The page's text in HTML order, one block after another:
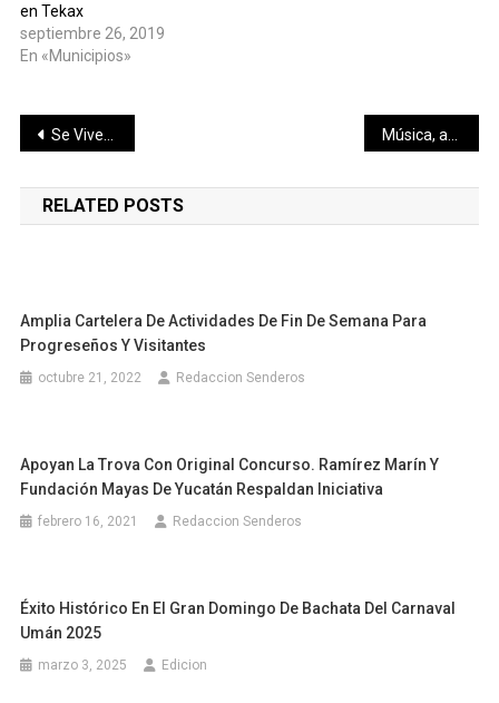
en Tekax
septiembre 26, 2019
En «Municipios»
Navegación
de
entradas
Se Vive…
RELATED POSTS
Amplia Cartelera De Actividades De Fin De Semana Para
Progreseños Y Visitantes
octubre 21, 2022 Redaccion Senderos
Apoyan La Trova Con Original Concurso. Ramírez Marín Y
Fundación Mayas De Yucatán Respaldan Iniciativa
febrero 16, 2021 Redaccion Senderos
Éxito Histórico En El Gran Domingo De Bachata Del Carnaval
Umán 2025
marzo 3, 2025 Edicion